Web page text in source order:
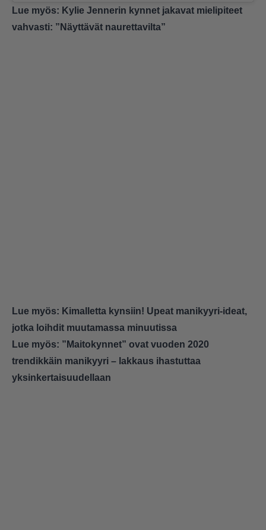
Lue myös: Kylie Jennerin kynnet jakavat mielipiteet
vahvasti: ”Näyttävät naurettavilta”
Lue myös: Kimalletta kynsiin! Upeat manikyyri-ideat,
jotka loihdit muutamassa minuutissa
Lue myös: ”Maitokynnet” ovat vuoden 2020
trendikkäin manikyyri – lakkaus ihastuttaa
yksinkertaisuudellaan